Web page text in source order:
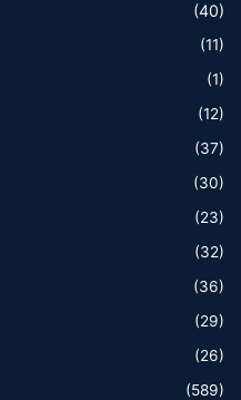
(40)
(11)
(1)
(12)
(37)
(30)
(23)
(32)
(36)
(29)
(26)
(589)